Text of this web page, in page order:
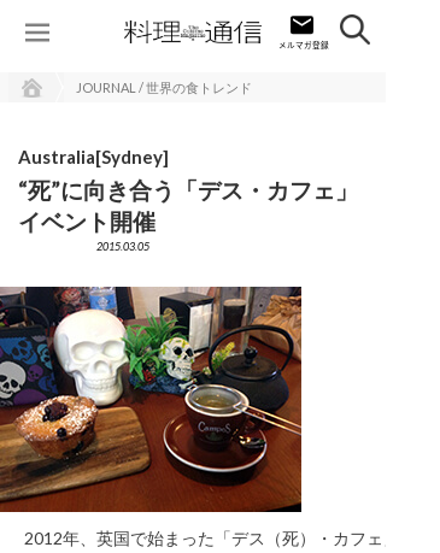
JOURNAL / 世界の食トレンド
Australia[Sydney]
“死”に向き合う「デス・カフェ」
イベント開催
2015.03.05
2012年、英国で始まった「デス（死）・カフェ」。死